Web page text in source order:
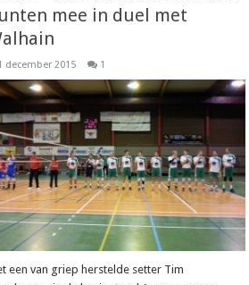
mee in duel met
december 2015 1
een van griep herstelde setter Tim